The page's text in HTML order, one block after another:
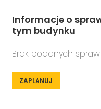
Informacje o
tym budynku
Brak podanych spraw
ZAPLANUJ